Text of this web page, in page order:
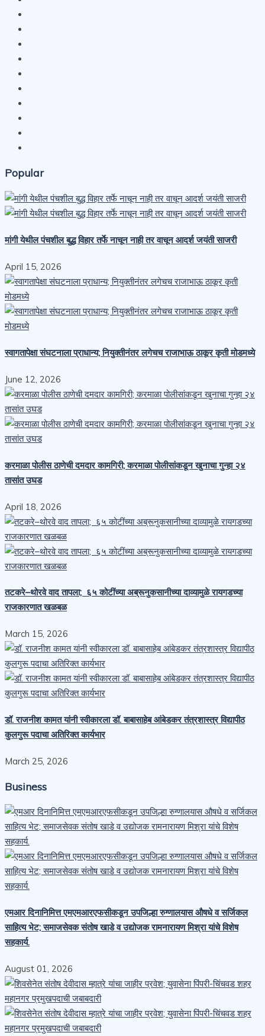
Popular
मांगी येथील पंचशील बुद्ध विहार तर्फे नाचून नाही तर वाचून आदर्श जयंती साजरी
April 15, 2026
स्वागतापेक्षा संघटनाला प्राधान्य; नियुक्तीनंतर लगेचच राजाभाऊ ठाकूर कृती मोडमध्ये
June 12, 2026
करमाळा पोलीस ठाणेची दमदार कामगिरी; करमाळा पोलीसांकडून खुनाचा गुन्हा २४
तासांत उघड
April 18, 2026
तटकरे–थोरवे वाद तापला; ६५ कोटींच्या अब्रूनुकसानीच्या दाव्यामुळे रायगडच्या
राजकारणात खळबळ
March 15, 2026
डॉ. राजनीश कामत यांनी स्वीकारला डॉ. बाबासाहेब आंबेडकर तंत्रशास्त्र विद्यापीठ
कुलगुरू पदाचा अतिरिक्त कार्यभार
March 25, 2026
Business
एमआर दिनानिमित्त एमएमआरएफसीकडून उपजिल्हा रुग्णालयास औषधे व सर्जिकल
साहित्य भेट; समाजसेवक संतोष खाडे व उद्योजक रामनारायण मिश्रा यांचे विशेष
सहकार्य.
August 01, 2026